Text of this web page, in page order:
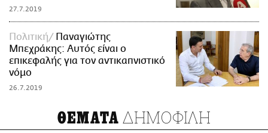
27.7.2019
Πολιτική
Παναγιώτης
Μπεχράκης: Αυτός είναι ο
επικεφαλής για τον αντικαπνιστικό
νόμο
26.7.2019
ΘΕΜΑΤΑ ΔΗΜΟΦΙΛΗ